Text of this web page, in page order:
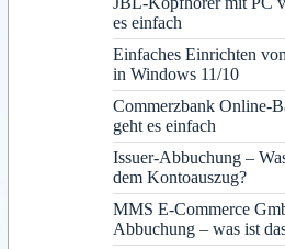
es einfach
Einfaches Einrichten
in Windows 11/10
Commerzbank Online-
geht es einfach
Issuer-Abbuchung –
dem Kontoauszug?
MMS E-Commerce
Abbuchung – was ist